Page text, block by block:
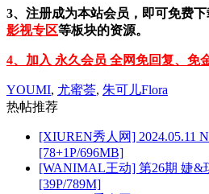
3、注册成为本站会员，即可免费下
影视专区等板块的资源。
4、加入 永久会员 全网免回复、免
YOUMI, 尤蜜荟, 朱可儿Flora
热帖推荐
[XIUREN秀人网] 2024.05.11
[78+1P/696MB]
[WANIMAL王动] 第26期 婕&
[39P/789M]